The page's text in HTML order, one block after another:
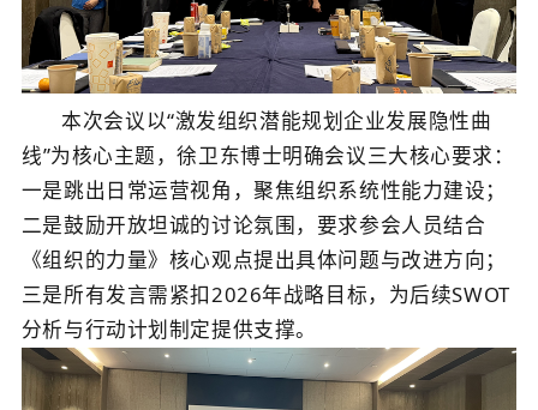
本次会议以“激发组织潜能规划企业发展隐性曲
线”为核心主题，徐卫东博士明确会议三大核心要求：
一是跳出日常运营视角，聚焦组织系统性能力建设；
二是鼓励开放坦诚的讨论氛围，要求参会人员结合
《组织的力量》核心观点提出具体问题与改进方向；
三是所有发言需紧扣2026年战略目标，为后续SWOT
分析与行动计划制定提供支撑。